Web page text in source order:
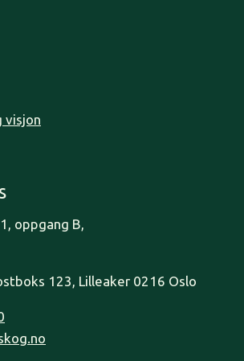
visjon
oppgang B,
123, Lilleaker 0216 Oslo